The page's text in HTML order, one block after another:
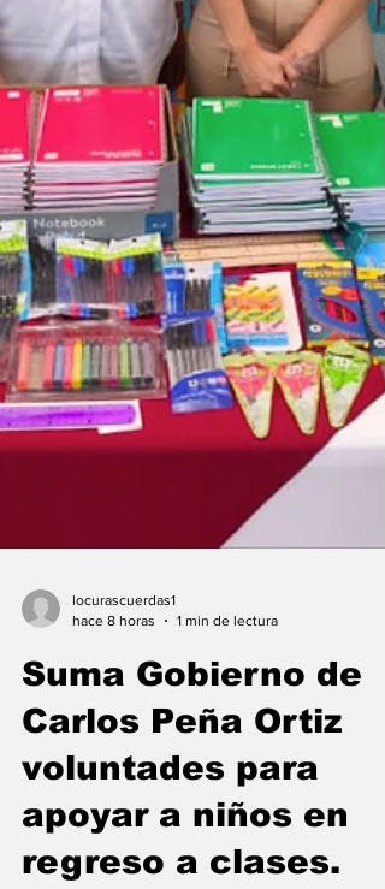
hace 8 horas
1 min de lectura
Suma Gobierno de
Carlos Peña Ortiz